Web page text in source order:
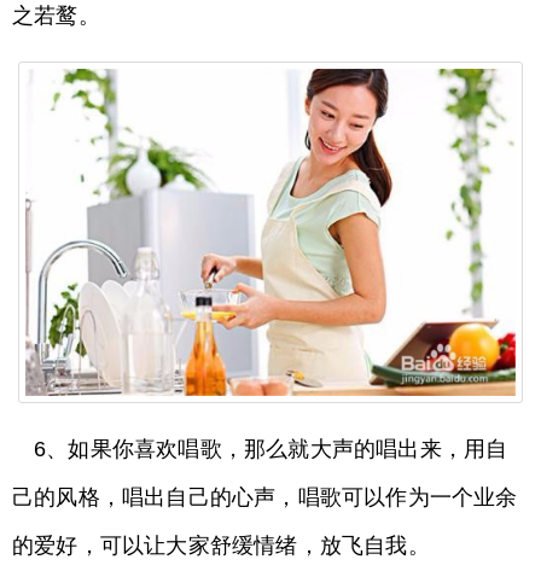
之若鹜。
6、如果你喜欢唱歌，那么就大声的唱出来，用自
己的风格，唱出自己的心声，唱歌可以作为一个业余
的爱好，可以让大家舒缓情绪，放飞自我。